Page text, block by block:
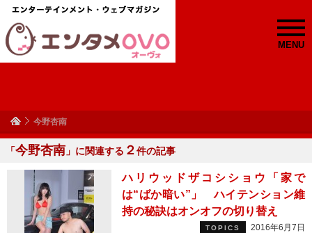
MENU
今野杏南
「今野杏南 」に関連する ２件の記事
ハリウッドザコシショウ「家で
は“ばか暗い”」 ハイテンション維
持の秘訣はオンオフの切り替え
TOPICS 2016年6月7日